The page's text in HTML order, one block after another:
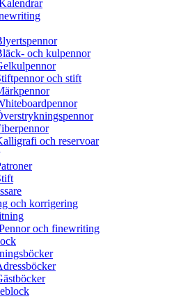
och kulpennor
och stift
och reservoar
och korrigering
och finewriting